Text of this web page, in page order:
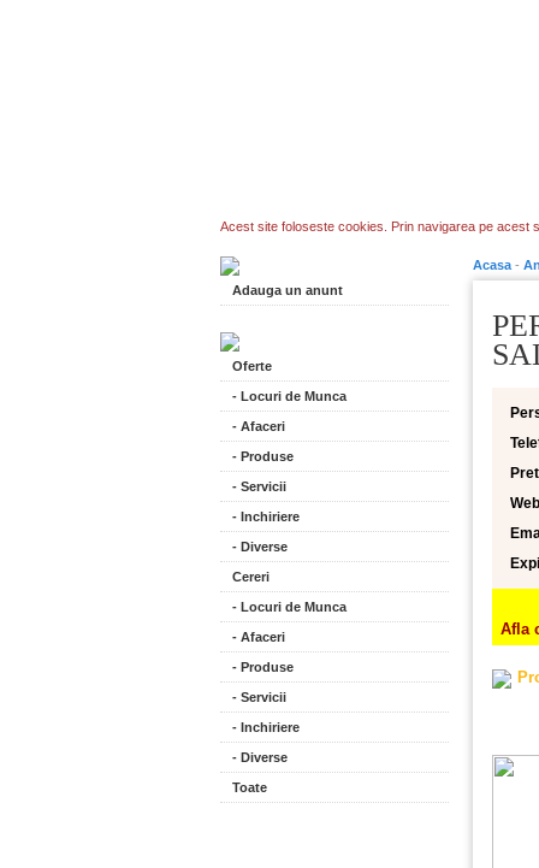
Acest site foloseste cookies. Prin navigarea pe acest
Adauga un anunt
Oferte
- Locuri de Munca
- Afaceri
- Produse
- Servicii
- Inchiriere
- Diverse
Cereri
- Locuri de Munca
- Afaceri
- Produse
- Servicii
- Inchiriere
- Diverse
Toate
Acasa -
Afla